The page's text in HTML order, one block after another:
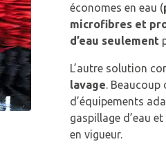
économes en eau (
microfibres et
d’eau seulement
L’autre solution
lavage.
d’équipements
gaspillage d’eau
en vigueur.